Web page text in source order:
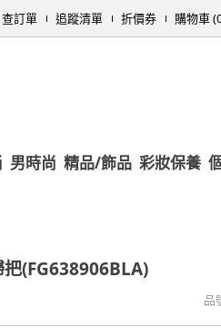
查訂單 追蹤清單 折價券 購物車
男時尚 精品/飾品 彩妝保養
(FG638906BLA)
品